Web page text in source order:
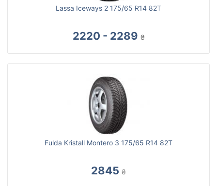
Lassa Iceways 2 175/65 R14 82T
2220 - 2289 ₴
Fulda Kristall Montero 3 175/65 R14 82T
2845 ₴